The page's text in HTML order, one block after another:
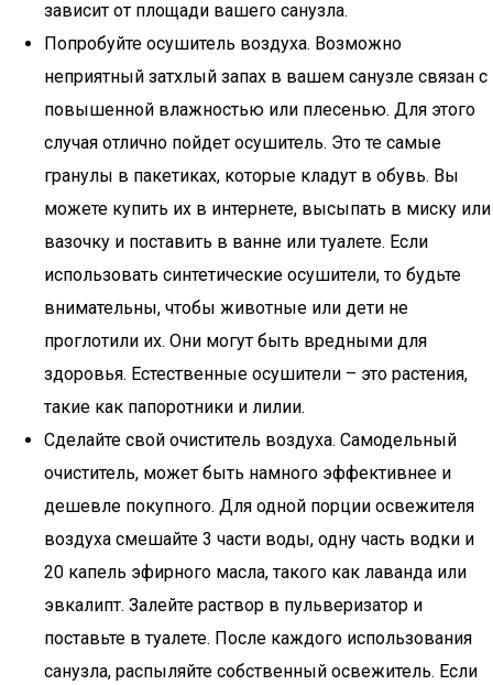
зависит от площади вашего санузла.
Попробуйте осушитель воздуха. Возможно
неприятный затхлый запах в вашем санузле связан с
повышенной влажностью или плесенью. Для этого
случая отлично пойдет осушитель. Это те самые
гранулы в пакетиках, которые кладут в обувь. Вы
можете купить их в интернете, высыпать в миску или
вазочку и поставить в ванне или туалете. Если
использовать синтетические осушители, то будьте
внимательны, чтобы животные или дети не
проглотили их. Они могут быть вредными для
здоровья. Естественные осушители – это растения,
такие как папоротники и лилии.
Сделайте свой очиститель воздуха. Самодельный
очиститель, может быть намного эффективнее и
дешевле покупного. Для одной порции освежителя
воздуха смешайте 3 части воды, одну часть водки и
20 капель эфирного масла, такого как лаванда или
эвкалипт. Залейте раствор в пульверизатор и
поставьте в туалете. После каждого использования
санузла, распыляйте собственный освежитель. Если